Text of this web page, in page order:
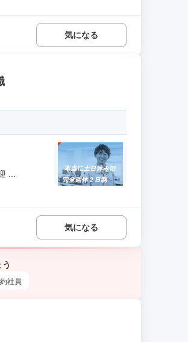
気になる
...
気になる
社員